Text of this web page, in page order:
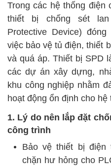
Trong các hệ thống điện
thiết bị chống sét
Protective Device)
việc bảo vệ tủ điện, thiết
và quá áp. Thiết bị SPD
các dự án xây dựng,
khu công nghiệp nhằm
hoạt động ổn định cho hệ
1. Lý do nên lắp đặt
công trình
Bảo vệ thiết bị điện
chặn hư hỏng cho